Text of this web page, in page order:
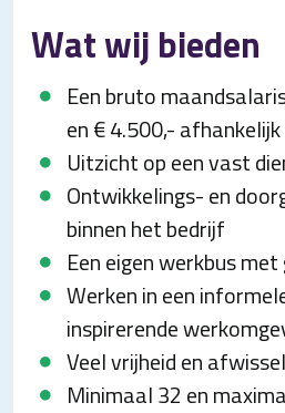
Wat wij bieden
Een bruto
en € 4.500,-
Uitzicht op een vast
Ontwikkelings- en
binnen het bedrijf
Een eigen werkbus
Werken in een
inspirerende
Veel vrijheid en
Minimaal 32 en